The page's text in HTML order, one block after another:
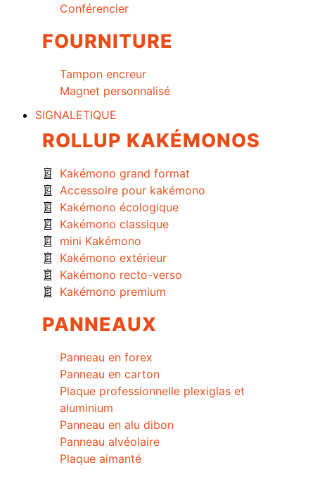
Conférencier
FOURNITURE
Tampon encreur
Magnet personnalisé
SIGNALETIQUE
ROLLUP KAKÉMONOS
Kakémono grand format
Accessoire pour kakémono
Kakémono écologique
Kakémono classique
mini Kakémono
Kakémono extérieur
Kakémono recto-verso
Kakémono premium
PANNEAUX
Panneau en forex
Panneau en carton
Plaque professionnelle plexiglas et
aluminium
Panneau en alu dibon
Panneau alvéolaire
Plaque aimanté